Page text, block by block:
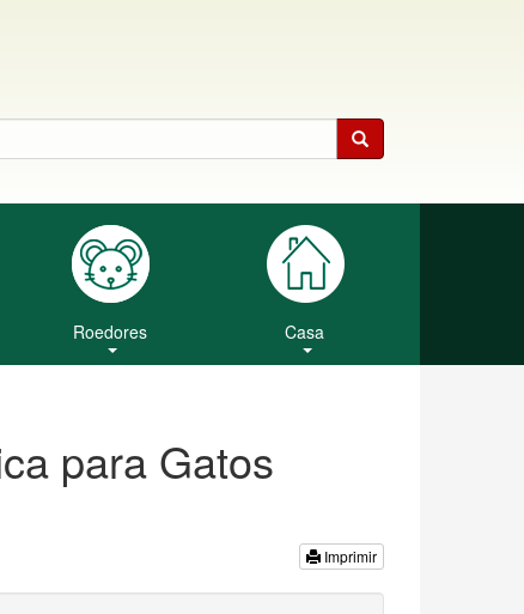
Roedores Casa
para Gatos
Imprimir